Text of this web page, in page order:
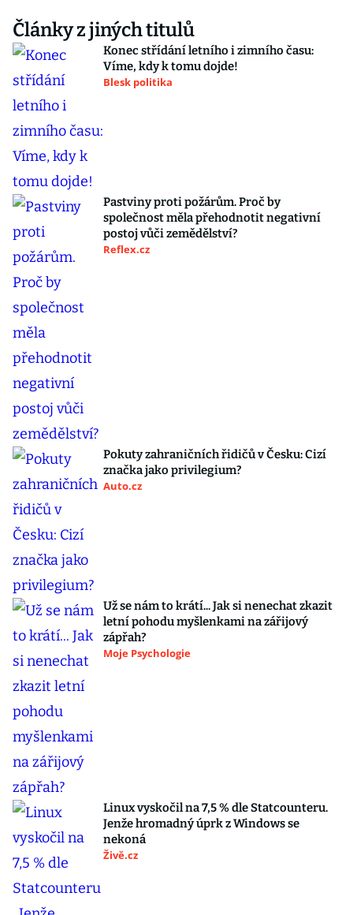
Články z jiných titulů
Konec střídání letního i zimního času:
Víme, kdy k tomu dojde!
Blesk politika
Pastviny proti požárům. Proč by
společnost měla přehodnotit negativní
postoj vůči zemědělství?
Reflex.cz
Pokuty zahraničních řidičů v Česku: Cizí
značka jako privilegium?
Auto.cz
Už se nám to krátí... Jak si nenechat zkazit
letní pohodu myšlenkami na zářijový
zápřah?
Moje Psychologie
Linux vyskočil na 7,5 % dle Statcounteru.
Jenže hromadný úprk z Windows se
nekoná
Živě.cz